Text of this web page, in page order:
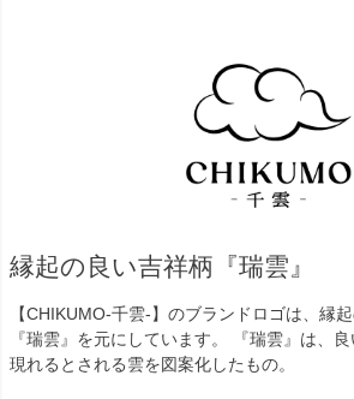
縁起の良い吉祥柄『瑞雲』
【CHIKUMO-千雲-】のブランドロゴは、縁
『瑞雲』を元にしています。 『瑞雲』は、
現れるとされる雲を図案化したもの。